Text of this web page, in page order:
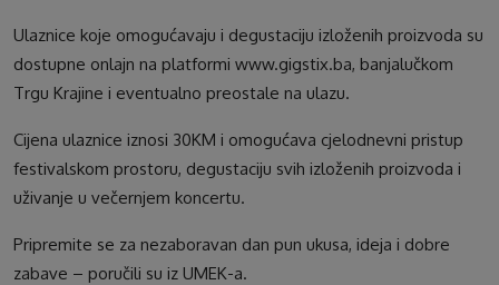
Ulaznice koje omogućavaju i degustaciju izloženih proizvoda su
dostupne onlajn na platformi www.gigstix.ba, banjalučkom
Trgu Krajine i eventualno preostale na ulazu.
Cijena ulaznice iznosi 30KM i omogućava cjelodnevni pristup
festivalskom prostoru, degustaciju svih izloženih proizvoda i
uživanje u večernjem koncertu.
Pripremite se za nezaboravan dan pun ukusa, ideja i dobre
zabave – poručili su iz UMEK-a.